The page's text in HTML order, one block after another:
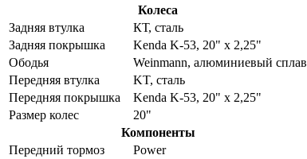
Колеса
Задняя втулка
КТ, сталь
Задняя покрышка
Kenda K-53, 20" x 2,25"
Ободья
Weinmann, алюминиевый сплав
Передняя втулка
KT, сталь
Передняя покрышка
Kenda K-53, 20" x 2,25"
Размер колес
20"
Компоненты
Передний тормоз
Power